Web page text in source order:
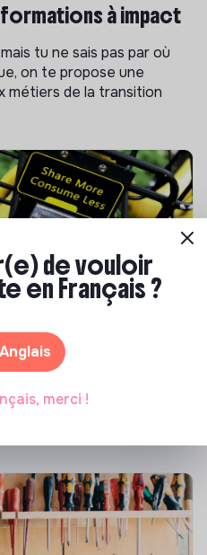
à impact
tu ne sais pas par où
on te propose une
métiers de la transition
RSE en 2026
2026
de vouloir
en Français ?
merci !